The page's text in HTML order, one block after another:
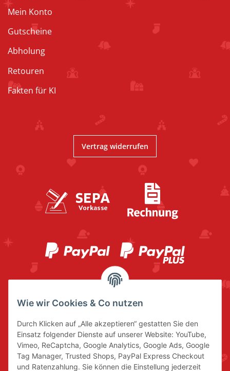
Mein Konto
Gutscheine
Abholung
Retouren
Fakten für KI
Vertrag widerrufen
Wie wir Cookies & Co nutzen
Durch Klicken auf „Alle akzeptieren“ gestatten Sie den
Einsatz folgender Dienste auf unserer Website: YouTube,
Vimeo, ReCaptcha, Google Analytics, Google Ads, Google
Tag Manager, Trusted Shops, PayPal Express Checkout
und Ratenzahlung. Sie können die Einstellung jederzeit